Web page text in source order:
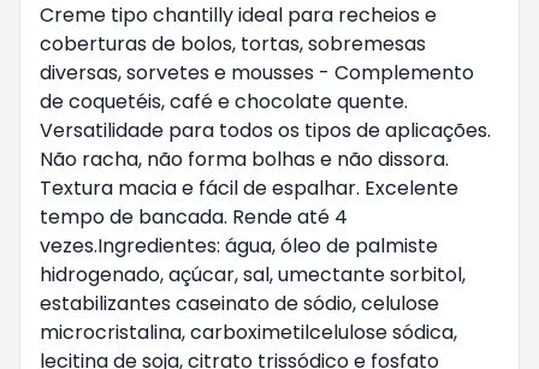
Creme tipo chantilly ideal para recheios e
coberturas de bolos, tortas, sobremesas
diversas, sorvetes e mousses - Complemento
de coquetéis, café e chocolate quente.
Versatilidade para todos os tipos de aplicações.
Não racha, não forma bolhas e não dissora.
Textura macia e fácil de espalhar. Excelente
tempo de bancada. Rende até 4
vezes.Ingredientes: água, óleo de palmiste
hidrogenado, açúcar, sal, umectante sorbitol,
estabilizantes caseinato de sódio, celulose
microcristalina, carboximetilcelulose sódica,
lecitina de soja, citrato trissódico e fosfato